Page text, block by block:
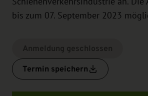
bis zum 07. September 2023
Termin speichern